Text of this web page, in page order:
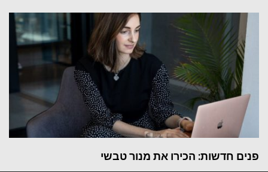
פנים חדשות: הכירו את מנור טבשי